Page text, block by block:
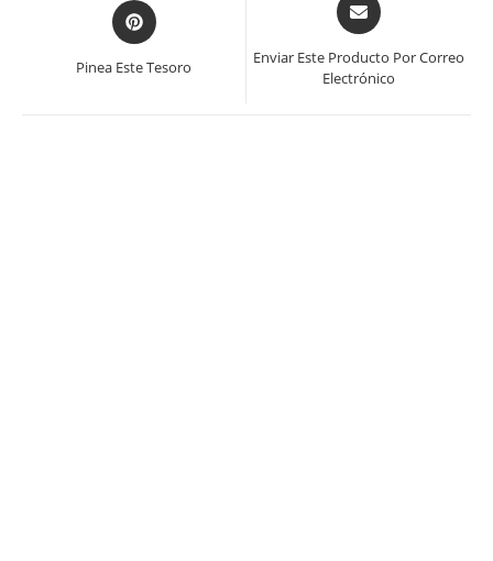
Se
abre
una
Pinea Este Tesoro
abre
una
Enviar Este Producto Por Correo
Electrónico